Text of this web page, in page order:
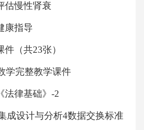
据，合理运用数学工具进行数
。能否根据实验结果，准确
别问题能否从复杂情境中准
，并明确问题的本质和关键
题能否运用物理知识和方法，
的分析和分解，找出问题的症
估慢性肾衰
康指导
件（共23张）
学完整教学课件
法律基础》-2
成设计与分析4数据交换标准